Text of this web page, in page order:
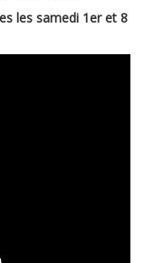
les samedi 1er et 8